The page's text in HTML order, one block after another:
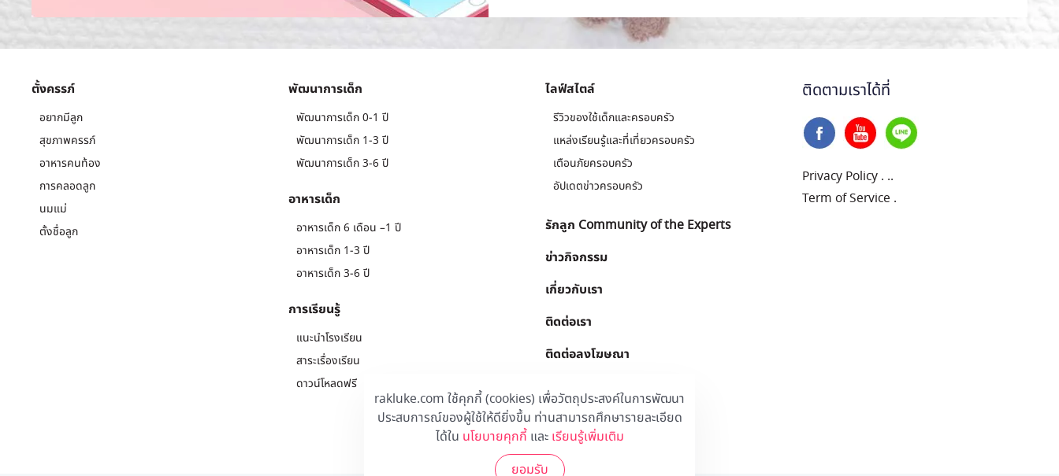
rakluke.com ใช้คุกกี้ (cookies) เพื่อวัตถุประสงค์ในการพัฒนา
ประสบการณ์ของผู้ใช้ให้ดียิ่งขึ้น ท่านสามารถศึกษารายละเอียด
ได้ใน นโยบายคุกกี้และ เรียนรู้เพิ่มเติม
ยอมรับ
ตั้งครรภ์
อยากมีลูก
สุขภาพครรภ์
อาหารคนท้อง
การคลอดลูก
นมแม่
ตั้งชื่อลูก
พัฒนาการเด็ก
พัฒนาการเด็ก 0-1 ปี
พัฒนาการเด็ก 1-3 ปี
พัฒนาการเด็ก 3-6 ปี
อาหารเด็ก
อาหารเด็ก 6 เดือน –1 ปี
อาหารเด็ก 1-3 ปี
อาหารเด็ก 3-6 ปี
การเรียนรู้
แนะนำโรงเรียน
สาระเรื่องเรียน
ดาวน์โหลดฟรี
ไลฟ์สไตล์
รีวิวของใช้เด็กและครอบครัว
แหล่งเรียนรู้และที่เที่ยวครอบครัว
เตือนภัยครอบครัว
อัปเดตข่าวครอบครัว
รักลูก Community of the Experts
ข่าวกิจกรรม
เกี่ยวกับเรา
ติดต่อเรา
ติดต่อลงโฆษณา
ติดตามเราได้ที่
Privacy Policy . ..
Term of Service .